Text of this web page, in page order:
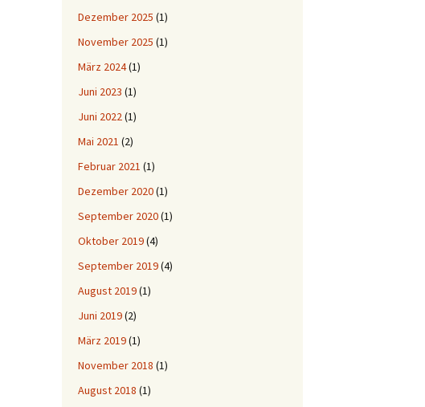
Dezember 2025 (1)
November 2025 (1)
März 2024(1)
Juni 2023 (1)
Juni 2022(1)
Mai 2021 (2)
Februar 2021 (1)
Dezember 2020(1)
September 2020(1)
Oktober 2019(4)
September 2019(4)
August 2019(1)
Juni 2019(2)
März 2019(1)
November 2018 (1)
August 2018 (1)